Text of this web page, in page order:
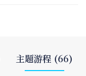
主题游程 (66)